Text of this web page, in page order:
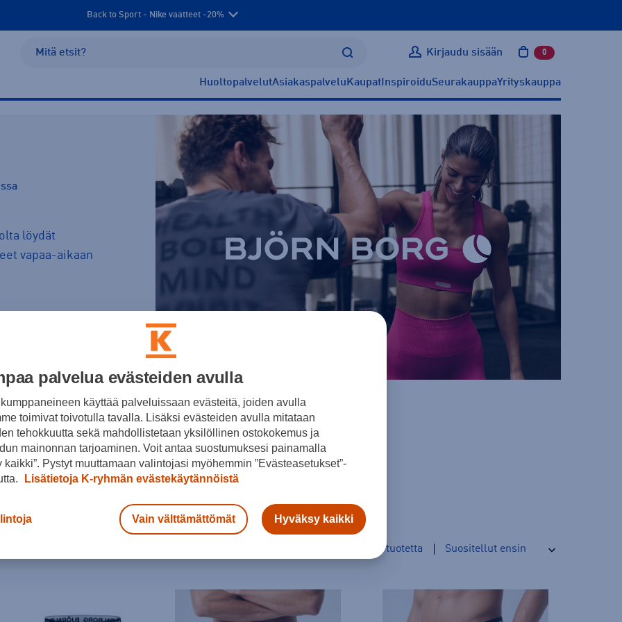
Back to Sport - Nike vaatteet -20%
Kirjaudu sisään 0 tuotetta
HuoltopalvelutAsiakaspalvelu Kaupat InspiroiduSeurakauppaYrityskauppa
löydät
vapaa-aikaan
Housut Trikoot Alusasut Varusteet Uima-asut
tuotetta
palvelua evästeiden avulla
käyttää palveluissaan evästeitä, joiden avulla
toimivat toivotulla tavalla. Lisäksi evästeiden avulla mitataan
tehokkuutta sekä mahdollistetaan yksilöllinen ostokokemus ja
mainonnan tarjoaminen. Voit antaa suostumuksesi painamalla
kaikki”. Pystyt muuttamaan valintojasi myöhemmin ”Evästeasetukset”-
Lisätietoja K-ryhmän evästekäytännöistä
Vain välttämättömät Hyväksy kaikki